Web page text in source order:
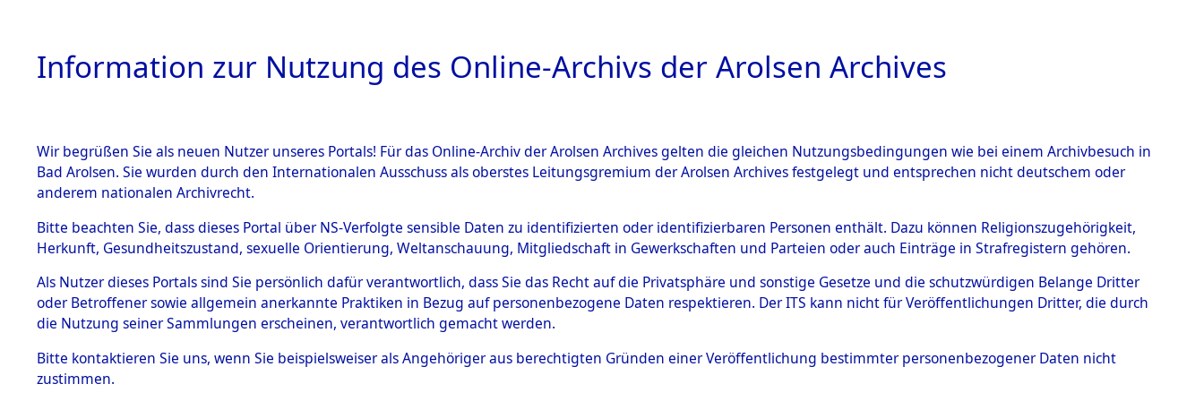
HOME BESTANDSBESCHREIBUNG ARCHIVALE ÜBERSICHT BILD
BESTÄNDE
Inhaftierungsdoku
mente
5. Verschiedenes
Todesmärsche
5.3.1 Alliierte
Ermittlungen zu den Orten Mönchkröttendorf - Nützen→0002
(84600132)→0075 (84600207)
0075 (84600207)
Information zur Nutzung des Online-Archivs der Arolsen Archives
Wir begrüßen Sie als neuen Nutzer unseres Portals! Für das Online-Archiv der Arolsen Archives gelten die gleichen Nutzungsbedingungen wie bei einem Archivbesuch in
Bad Arolsen. Sie wurden durch den Internationalen Ausschuss als oberstes Leitungsgremium der Arolsen Archives festgelegt und entsprechen nicht deutschem oder
anderem nationalen Archivrecht.
Bitte beachten Sie, dass dieses Portal über NS-Verfolgte sensible Daten zu identifizierten oder identifizierbaren Personen enthält. Dazu können Religionszugehörigkeit,
Herkunft, Gesundheitszustand, sexuelle Orientierung, Weltanschauung, Mitgliedschaft in Gewerkschaften und Parteien oder auch Einträge in Strafregistern gehören.
Als Nutzer dieses Portals sind Sie persönlich dafür verantwortlich, dass Sie das Recht auf die Privatsphäre und sonstige Gesetze und die schutzwürdigen Belange Dritter
oder Betroffener sowie allgemein anerkannte Praktiken in Bezug auf personenbezogene Daten respektieren. Der ITS kann nicht für Veröffentlichungen Dritter, die durch
die Nutzung seiner Sammlungen erscheinen, verantwortlich gemacht werden.
Bitte kontaktieren Sie uns, wenn Sie beispielsweiser als Angehöriger aus berechtigten Gründen einer Veröffentlichung bestimmter personenbezogener Daten nicht
zustimmen.